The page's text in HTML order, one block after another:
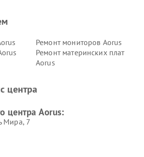
Ремонт мониторов Aorus
Ремонт материнских плат
Aorus
центра
центра Aorus:
Мира, 7